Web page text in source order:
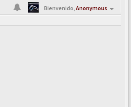
Bienvenido,Anonymous